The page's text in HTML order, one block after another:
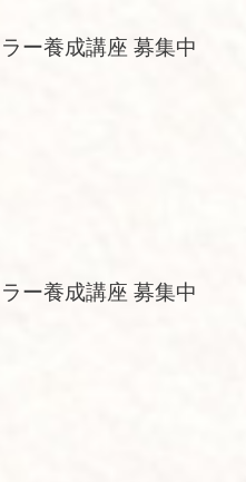
ー養成講座 募集中
ー養成講座 募集中